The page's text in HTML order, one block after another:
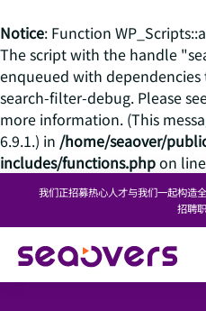
Notice: Function
The script with the handle
enqueued with
search-filter-debug. Please
more information. (This
6.9.1.) in /home/seaover/
includes/functions.phpon line
我们正招募热心人才与我们一起构造
招聘职